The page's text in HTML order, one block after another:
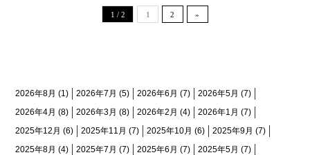
1 / 2 1 2 »
2026年8月 (1) 2026年7月 (5) 2026年6月 (7) 2026年5月 (7)
2026年4月 (8) 2026年3月 (8) 2026年2月 (4) 2026年1月 (7)
2025年12月 (6) 2025年11月 (7) 2025年10月 (6) 2025年9月 (7)
2025年8月 (4) 2025年7月 (7) 2025年6月 (7) 2025年5月 (7)